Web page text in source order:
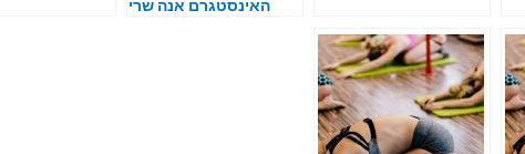
האינסטגרם אנה שרי